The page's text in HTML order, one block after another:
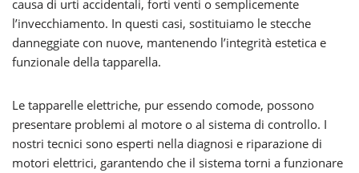
causa di urti accidentali, forti venti o semplicemente
l’invecchiamento. In questi casi, sostituiamo le stecche
danneggiate con nuove, mantenendo l’integrità estetica e
funzionale della tapparella.
Le tapparelle elettriche, pur essendo comode, possono
presentare problemi al motore o al sistema di controllo. I
nostri tecnici sono esperti nella diagnosi e riparazione di
motori elettrici, garantendo che il sistema torni a funzionare